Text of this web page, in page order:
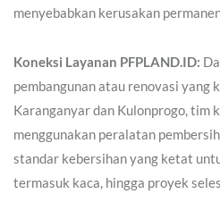
menyebabkan kerusakan
Koneksi Layanan PFPLAND.ID:
pembangunan atau renovasi yang
Karanganyar dan Kulonprogo, tim
menggunakan peralatan
standar kebersihan yang ketat
termasuk kaca, hingga proyek